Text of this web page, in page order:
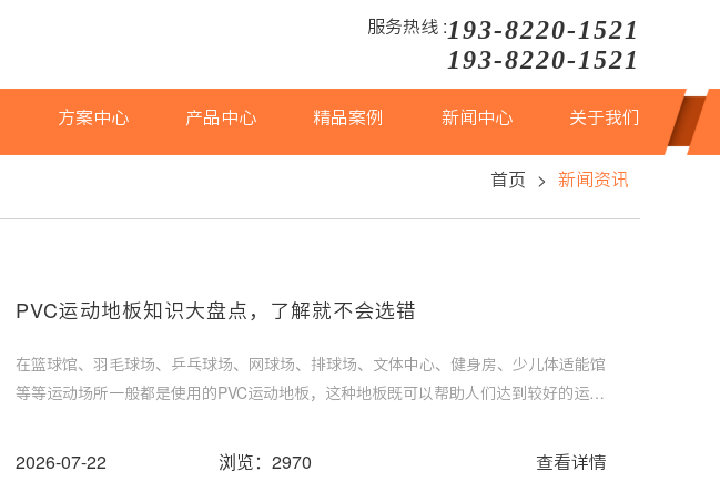
服务热线 :193-8220-1521
193-8220-1521
方案中心 产品中心 精品案例 新闻中心 关于我们
首页 > 新闻资讯
PVC运动地板知识大盘点，了解就不会选错
在篮球馆、羽毛球场、乒乓球场、网球场、排球场、文体中心、健身房、少儿体适能馆
等等运动场所一般都是使用的PVC运动地板，这种地板既可以帮助人们达到较好的运动
2026-07-22 浏览：2970 查看详情